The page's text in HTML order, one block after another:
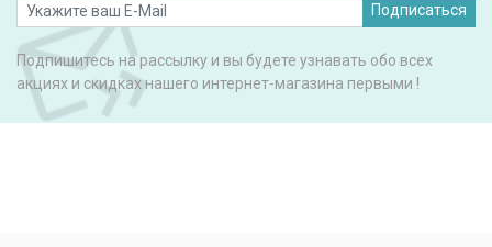
Подписаться
Подпишитесь на рассылку и вы будете узнавать обо всех
акциях и скидках нашего интернет-магазина первыми !